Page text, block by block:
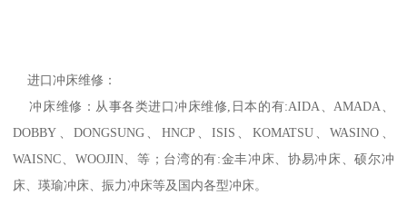
进口冲床维修：
冲床维修：从事各类进口冲床维修,日本的有:AIDA、AMADA、
DOBBY、DONGSUNG、HNCP、ISIS、KOMATSU、WASINO、
WAISNC、WOOJIN、等；台湾的有:金丰冲床、协易冲床、硕尔冲
床、瑛瑜冲床、振力冲床等及国内各型冲床。